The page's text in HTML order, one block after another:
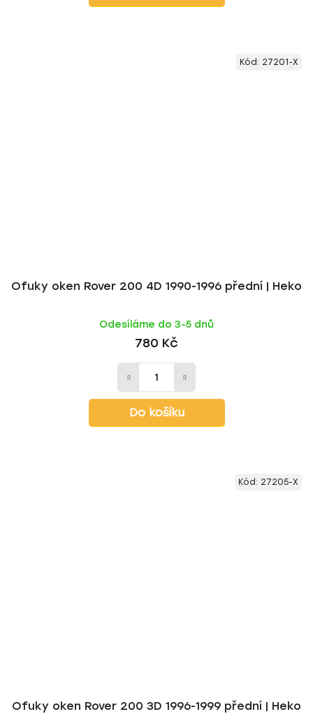
Ofuky oken Rover 200 4D 1990-1996 přední | Heko
Odesíláme do 3-5 dnů
780 Kč
Do košíku
Kód: 27201-X
Ofuky oken Rover 200 3D 1996-1999 přední | Heko
Kód: 27205-X